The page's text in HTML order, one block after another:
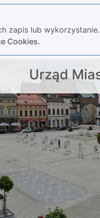
zapis lub wykorzystanie.
Cookies.
Urząd